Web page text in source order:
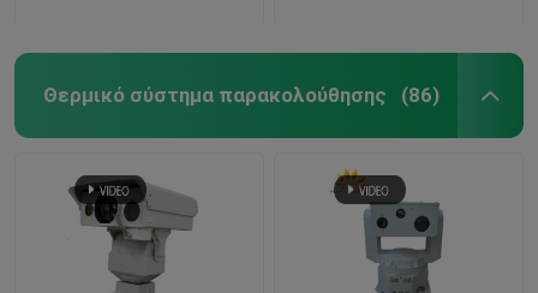
Θερμικό σύστημα παρακολούθησης (86)